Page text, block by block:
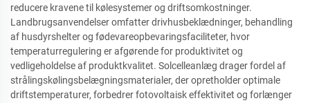
reducere kravene til kølesystemer og driftsomkostninger.
Landbrugsanvendelser omfatter drivhusbeklædninger, behandling
af husdyrshelter og fødevareopbevaringsfaciliteter, hvor
temperaturregulering er afgørende for produktivitet og
vedligeholdelse af produktkvalitet. Solcelleanlæg drager fordel af
strålingskølingsbelægningsmaterialer, der opretholder optimale
driftstemperaturer, forbedrer fotovoltaisk effektivitet og forlænger